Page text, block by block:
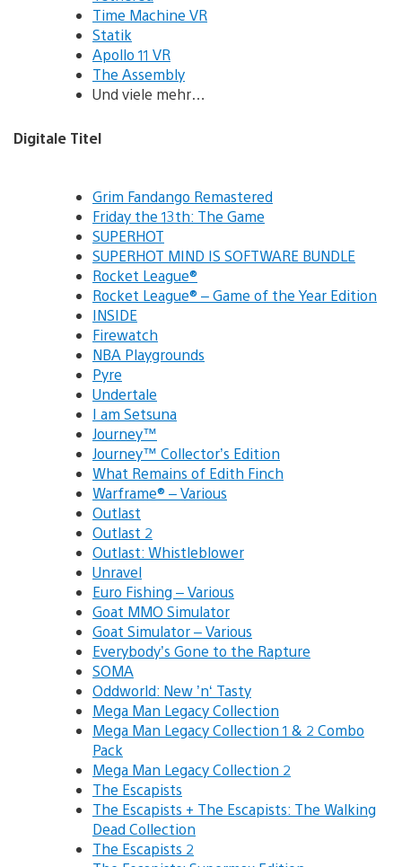
Time Machine VR
Statik
Apollo 11 VR
The Assembly
Und viele mehr…
Digitale Titel
Grim Fandango Remastered
Friday the 13th: The Game
SUPERHOT
SUPERHOT MIND IS SOFTWARE BUNDLE
Rocket League®
Rocket League® – Game of the Year Edition
INSIDE
Firewatch
NBA Playgrounds
Pyre
Undertale
I am Setsuna
Journey™
Journey™ Collector’s Edition
What Remains of Edith Finch
Warframe® – Various
Outlast
Outlast 2
Outlast: Whistleblower
Unravel
Euro Fishing – Various
Goat MMO Simulator
Goat Simulator – Various
Everybody’s Gone to the Rapture
SOMA
Oddworld: New ’n‘ Tasty
Mega Man Legacy Collection
Mega Man Legacy Collection 1 & 2 Combo
Pack
Mega Man Legacy Collection 2
The Escapists
The Escapists + The Escapists: The Walking
Dead Collection
The Escapists 2